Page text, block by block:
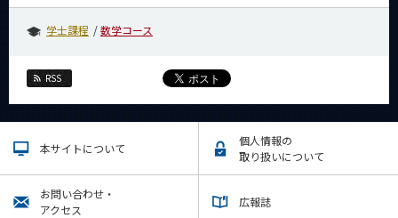
学士課程 数学コース
RSS
本サイトについて
個人情報の
取り扱いについて
お問い合わせ・
アクセス
広報誌
系詳細情報